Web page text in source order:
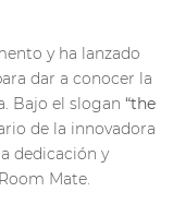
y ha lanzado
dar a conocer la
Bajo el slogan “the
de la innovadora
dedicación y
Mate.